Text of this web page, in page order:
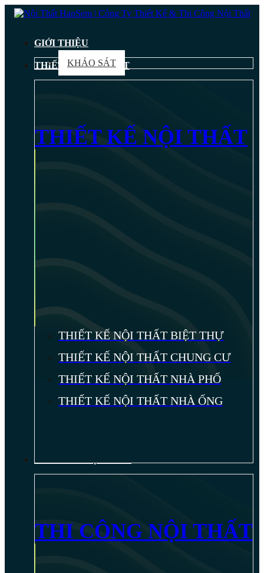
GIỚI THIỆU
KHẢO SÁT
THIẾT KẾ NỘI THẤT
THIẾT KẾ NỘI THẤT
THIẾT KẾ NỘI THẤT BIỆT THỰ
THIẾT KẾ NỘI THẤT CHUNG CƯ
THIẾT KẾ NỘI THẤT NHÀ PHỐ
THIẾT KẾ NỘI THẤT NHÀ ỐNG
THI CÔNG NỘI THẤT